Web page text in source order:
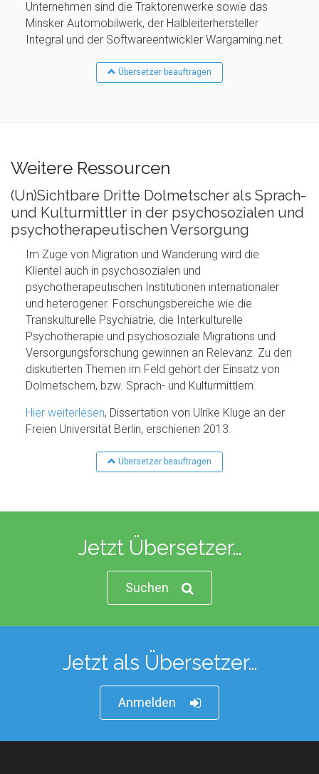
Unternehmen sind die Traktorenwerke sowie das
Minsker Automobilwerk, der Halbleiterhersteller
Integral und der Softwareentwickler Wargaming.net.
Übersetzer beauftragen
Weitere Ressourcen
(Un)Sichtbare Dritte Dolmetscher als Sprach-
und Kulturmittler in der psychosozialen und
psychotherapeutischen Versorgung
Im Zuge von Migration und Wanderung wird die
Klientel auch in psychosozialen und
psychotherapeutischen Institutionen internationaler
und heterogener. Forschungsbereiche wie die
Transkulturelle Psychiatrie, die Interkulturelle
Psychotherapie und psychosoziale Migrations und
Versorgungsforschung gewinnen an Relevanz. Zu den
diskutierten Themen im Feld gehört der Einsatz von
Dolmetschern, bzw. Sprach- und Kulturmittlern.
Hier weiterlesen, Dissertation von Ulrike Kluge an der
Freien Universität Berlin, erschienen 2013.
Übersetzer beauftragen
Jetzt Übersetzer…
Suchen
Jetzt als Übersetzer…
Anmelden